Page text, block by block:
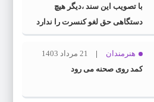
با تصویب این سند ،دیگر هیچ
دستگاهی حق لغو کنسرت را ندارد
هنرمندان
21 مرداد 1403
کمد روی صحنه می رود